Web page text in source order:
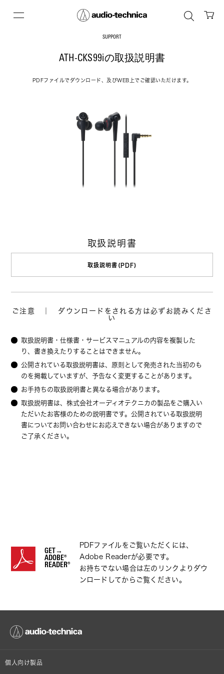
SUPPORT
ATH-CKS99iの取扱説明書
PDFファイルでダウンロード、及びWEB上でご確認いただけます。
取扱説明書
取扱説明書(PDF)
ご注意 ｜ ダウンロードをされる方は必ずお読みくださ
い
取扱説明書・仕様書・サービスマニュアルの内容を複製した
り、書き換えたりすることはできません。
公開されている取扱説明書は、原則として発売された当初のも
のを掲載していますが、予告なく変更することがあります。
お手持ちの取扱説明書と異なる場合があります。
取扱説明書は、株式会社オーディオテクニカの製品をご購入い
ただいたお客様のための説明書です。公開されている取扱説明
書についてお問い合わせにお応えできない場合がありますので
ご了承ください。
GET→
ADOBE®
READER®
PDFファイルをご覧いただくには、
Adobe Readerが必要です。
お持ちでない場合は左のリンクよりダウ
ンロードしてからご覧ください。
個人向け製品